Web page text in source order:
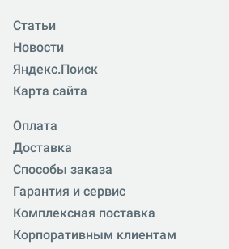
Статьи
Новости
Яндекс.Поиск
Карта сайта
Оплата
Доставка
Способы заказа
Гарантия и сервис
Комплексная поставка
Корпоративным клиентам